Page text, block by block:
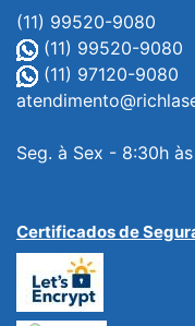
(11) 99520-9080
(11) 99520-9080
(11) 97120-9080
Seg. à Sex - 8:30h
Certificados de